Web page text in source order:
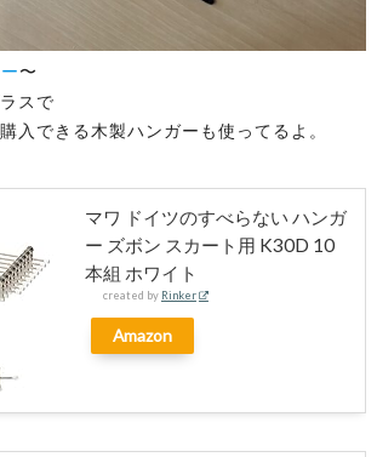
〜
スで
入できる木製ハンガーも使ってるよ。
マワ ドイツのすべらない ハンガ
ー ズボン スカート用 K30D 10
本組 ホワイト
created by Rinker
Amazon